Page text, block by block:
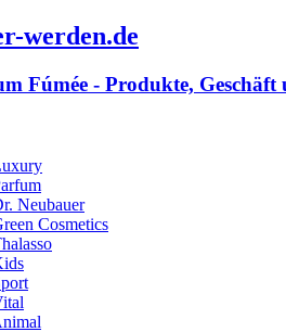
werden.de
Fúmée - Produkte,
Neubauer
Cosmetics